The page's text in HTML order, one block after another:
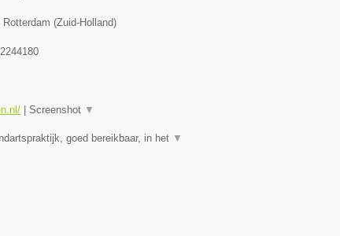
Rotterdam (Zuid-Holland)
| Screenshot ▼
goed bereikbaar, in het ▼